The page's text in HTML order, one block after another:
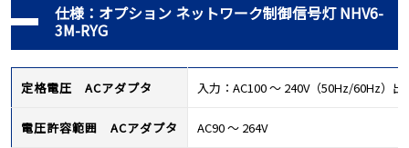
仕様：オプション ネットワーク制御信号灯 NHV6-
3M-RYG
定格電圧 ACアダプタ 入力：AC100 ～ 240V（50Hz/60Hz）出
電圧許容範囲 ACアダプタ AC90 ～ 264V